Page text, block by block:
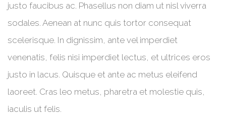
justo faucibus ac. Phasellus non diam ut nisl viverra
sodales. Aenean at nunc quis tortor consequat
scelerisque. In dignissim, ante vel imperdiet
venenatis, felis nisi imperdiet lectus, et ultrices eros
justo in lacus. Quisque et ante ac metus eleifend
laoreet. Cras leo metus, pharetra et molestie quis,
iaculis ut felis.